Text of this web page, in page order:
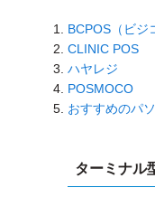
BCPOS（ビジ
CLINIC POS
ハヤレジ
POSMOCO
おすすめのパ
ターミナル